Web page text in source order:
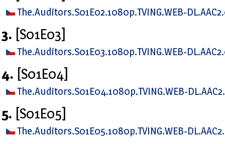
The.Auditors.S01E02.1080p.TVING.WEB-
3. [S01E03]
The.Auditors.S01E03.1080p.TVING.WEB-
4. [S01E04]
The.Auditors.S01E04.1080p.TVING.WEB-
5. [S01E05]
The.Auditors.S01E05.1080p.TVING.WEB-